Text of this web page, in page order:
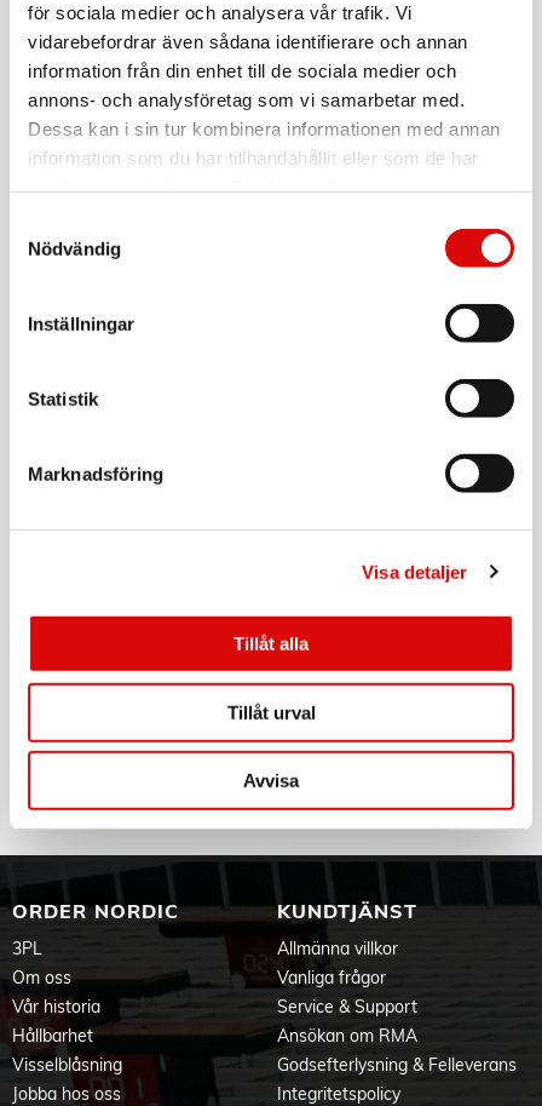
för sociala medier och analysera vår trafik. Vi
vidarebefordrar även sådana identifierare och annan
information från din enhet till de sociala medier och
annons- och analysföretag som vi samarbetar med.
Dessa kan i sin tur kombinera informationen med annan
information som du har tillhandahållit eller som de har
Nödvändig
Inställningar
Statistik
Marknadsföring
Visa detaljer
Tillåt alla
Tillåt urval
Avvisa
- Anslutning 1: USB-C (hane)
- Anslutning 2: HDMI-A (hona)
- Överrensstämmer med USB 3.2 Gen1 SuperSpeed
Alternate Mode
- Upplösning: Ultra HD upp till 4K/60 Hz (3840 x 2160)
- Dubbelskärmad
- Guldpläterad
Färg:
Svart/grå
0,15 m
Sortera
Kollektion
LOGILINK
USB-C till HDMI Kabel 4K/60Hz 1,8m Aluminium
Rek: 329,00 kr
KAMPANJ
LOGILINK
DisplayPort 1.2 Kabel 4K/60Hz 2m Aluminium
CDA0101
ORDER NORDIC
3PL
Om oss
Vår historia
Hållbarhet
Visselblåsning
Jobba hos oss
KUNDTJÄNST
Allmänna villkor
Vanliga frågor
Service & Support
Ansökan om RMA
Godsefterlysning & Felleverans
Integritetspolicy